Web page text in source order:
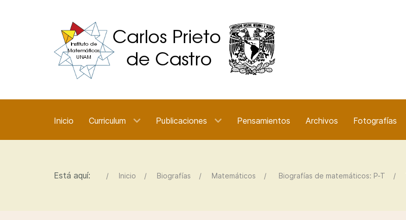
Inicio Curriculum Publicaciones Pensamientos Archivos Fotografías
Está aquí: Inicio Biografías Matemáticos Biografías de matemáticos: P-T